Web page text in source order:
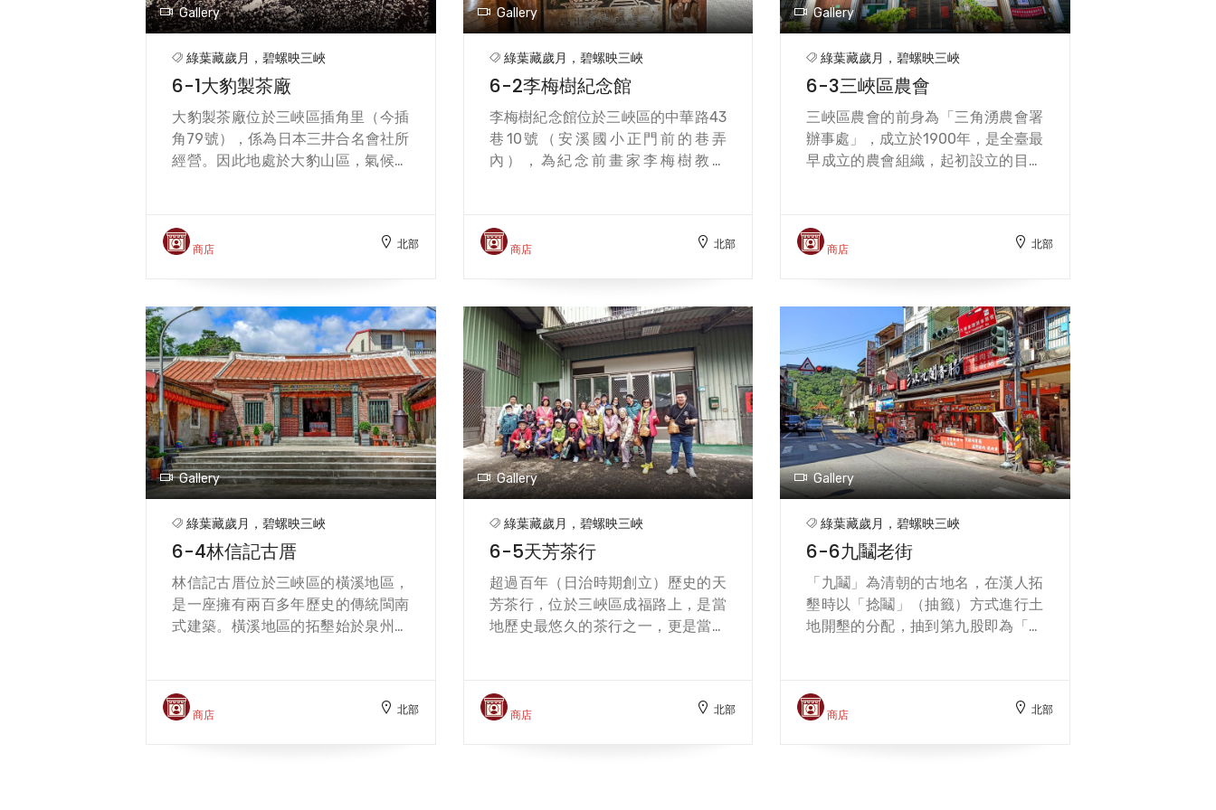
Gallery
綠葉藏歲月，碧螺映三峽
6-1大豹製茶廠
大豹製茶廠位於三峽區插角里（今插
角79號），係為日本三井合名會社所
經營。因此地處於大豹山區，氣候環
寮製茶，生產烏龍茶、包種茶為主；
大正12年（1923）新設新式工廠，安
種茶樹；昭和4年（1929）開始專門
生產紅茶，以日東牌紅茶聞名世界。
三井合名會社在北臺灣有三大茶場，
分別是大寮、大豹、與水流東(現大溪
老茶廠)，其中又以大豹製茶廠擁有全
臺第一部發電機，設備動力76匹馬
力，日產量達七千五百斤，當時號稱
全東亞生產量最大的茶廠。 至今雖無
「大豹製茶廠」的建築外觀，但此地
（1997~至今），不過尚保留英國
Ruston&amp;Hornsby引進最先進的
「重油發動機」，並設立大板根茶業
歷史文物館。來到這裡，不僅可以參
觀三峽茶業的歷史故事與圖片，還能
享受品茶的樂趣。
商店 北部
Gallery
綠葉藏歲月，碧螺映三峽
6-2李梅樹紀念館
李梅樹紀念館位於三峽區的中華路43
巷10號（安溪國小正門前的巷弄
內），為紀念前畫家李梅樹教授
貿易，而他在童年求學階段已展現出
對繪畫創作的熱愛，乃至於擔任小學
會及舉辦臺陽美展，後遴選為三峽街
庄協議員、三峽街茶葉組合長與縣議
員，以及戰後投入三峽祖師廟的重建
工程，任教於台灣師大等大專美術科
系等各個時期，兼藝術家、教育家、
政治家與廟宇建築家，不論是素描、
水彩、粉彩、油畫、雕刻、平時繪製
的親子（家人）畫及書信往來等皆有
眾多的繪畫作品。 紀念館自2012年
月藝術季」（現已改為4~6月），進
行為期約一個月的展覽藝文活動，以
三峽在地人文歷史為主軸，除了展出
靜態作品，也以音樂演出、講座、工
作坊等動態活動進行。 1948年，李
梅樹先生接任三峽鎮農會理事長，農
閉的命運，李決定以鞏固農會信用為
基礎，積極鼓勵民眾進行儲蓄，並推
商店 北部
Gallery
綠葉藏歲月，碧螺映三峽
6-3三峽區農會
三峽區農會的前身為「三角湧農會署
辦事處」，成立於1900年，是全臺最
早成立的農會組織，起初設立的目的
良與養豬、養魚事業，協助政府進行
錢糧徵收。 1915年，三角湧農會兼辦
方產業的重要使命。1948年李梅樹先
生擔任農會理事長，進行改制成立推
廣股，作為農會服務農民的第一線，
而後改名為推廣部，持續辦理農事推
廣教育，家政推廣教育、四健推廣教
育與農村文化福利事業，提供農民終
身學習的重要管道。 1998年，農會
舉辦「第一屆優良茶碧螺春比賽」，
推廣在地品種-「青心柑種」，逐步
後每年春、冬都會辦理優良茶比賽，
也使茶菁價格提升，但夏茶的茶菁價
格仍低，因此農會鼓勵農民製作「蜜
香紅茶」，因著小綠葉蟬的「著
涎」，而造就了特殊的風味，並標榜
無農藥，完全無毒。近年又引入「臺
的風味與特色。
商店 北部
Gallery
綠葉藏歲月，碧螺映三峽
6-4林信記古厝
林信記古厝位於三峽區的橫溪地區，
是一座擁有兩百多年歷史的傳統閩南
式建築。橫溪地區的拓墾始於泉州安
地區拓墾，種植茶葉，林家更是橫溪
流域最早開墾的家族，以自家的種茶
商店 北部
Gallery
綠葉藏歲月，碧螺映三峽
6-5天芳茶行
超過百年（日治時期創立）歷史的天
芳茶行，位於三峽區成福路上，是當
地歷史最悠久的茶行之一，更是當地
黃耀寬先生分享，日治時期其先祖的
戶口登記即是擔任茶人，因此這祖傳
商店 北部
Gallery
綠葉藏歲月，碧螺映三峽
6-6九鬮老街
「九鬮」為清朝的古地名，在漢人拓
墾時以「捻鬮」（抽籤）方式進行土
地開墾的分配，抽到第九股即為「九
區。在1960至1980年代，除了三峽
老街（舊名為三角湧店仔街）之外，
商店 北部